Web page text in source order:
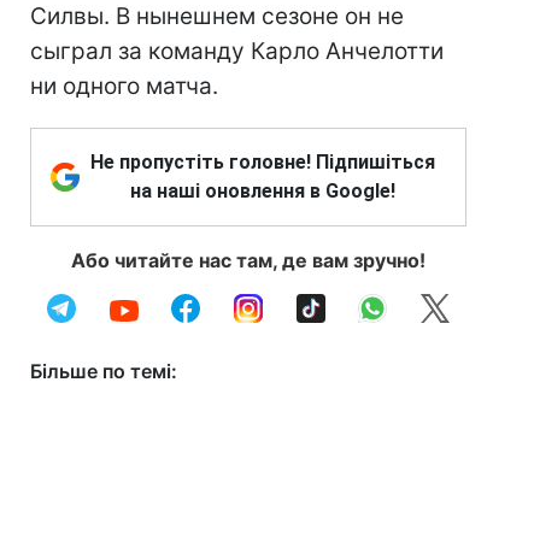
Силвы. В нынешнем сезоне он не
сыграл за команду Карло Анчелотти
ни одного матча.
Не пропустіть головне! Підпишіться
на наші оновлення в Google!
Або читайте нас там, де вам зручно!
Більше по темі: